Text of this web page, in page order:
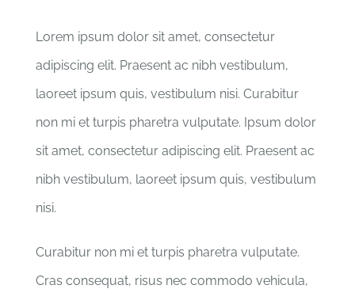
Lorem ipsum dolor sit amet, consectetur
adipiscing elit. Praesent ac nibh vestibulum,
laoreet ipsum quis, vestibulum nisi. Curabitur
non mi et turpis pharetra vulputate. Ipsum dolor
sit amet, consectetur adipiscing elit. Praesent ac
nibh vestibulum, laoreet ipsum quis, vestibulum
nisi.
Curabitur non mi et turpis pharetra vulputate.
Cras consequat, risus nec commodo vehicula,